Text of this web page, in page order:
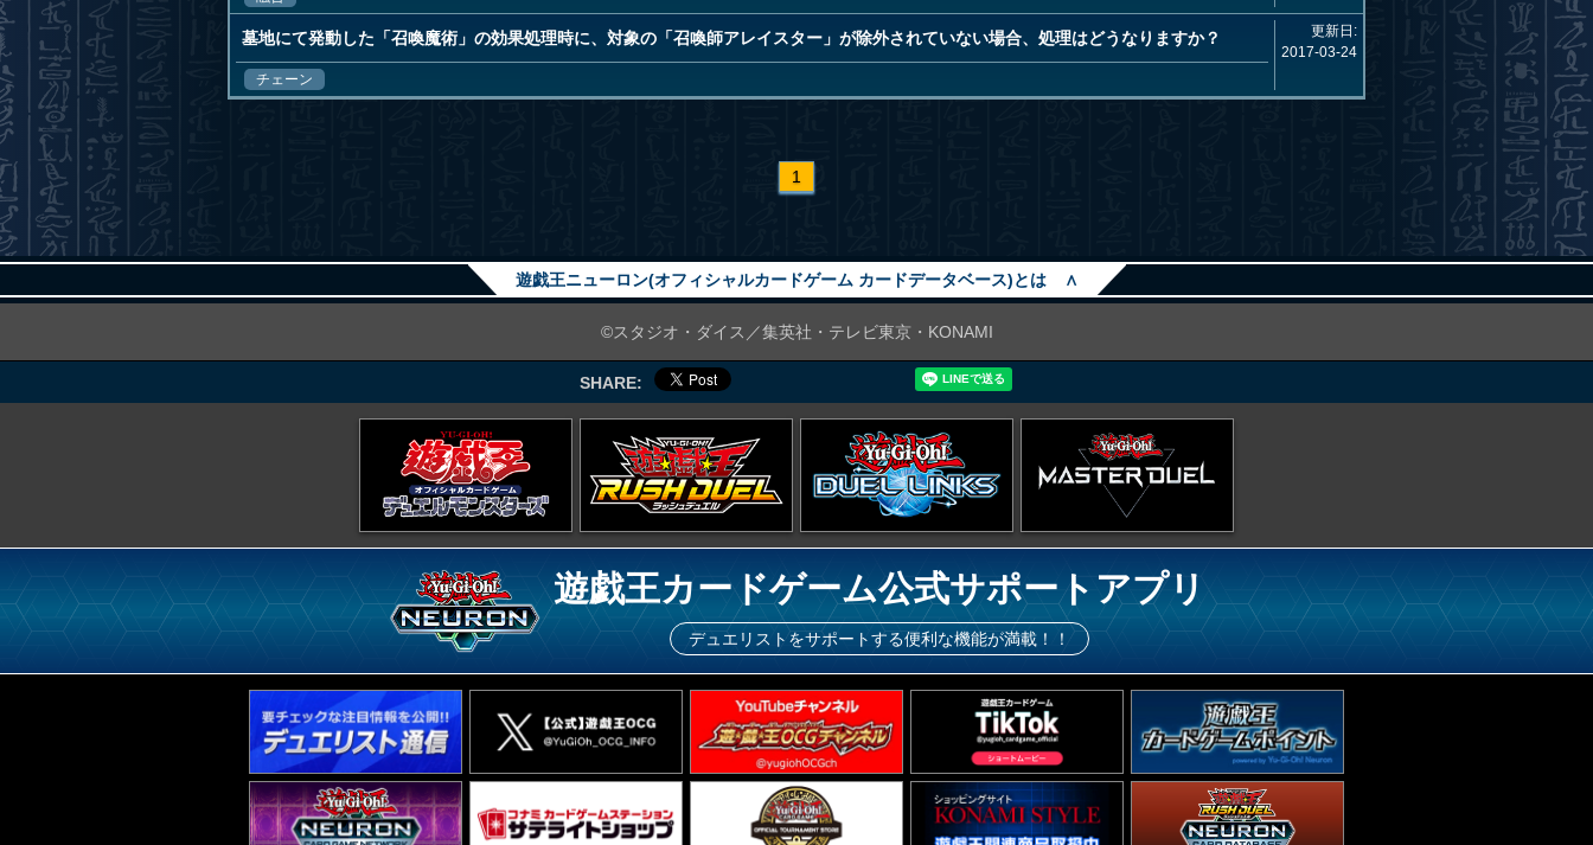
墓地にて発動した「召喚魔術」の効果処理時に、対象の「召喚師アレイスター」が除外されていない場合、処理はどうなりますか？
チェーン
更新日:
2017-03-24
1
遊戯王ニューロン(オフィシャルカードゲーム カードデータベース)とは ∧
©スタジオ・ダイス／集英社・テレビ東京・KONAMI
SHARE:
遊戯王カードゲーム公式サポートアプリ
デュエリストをサポートする便利な機能が満載！！